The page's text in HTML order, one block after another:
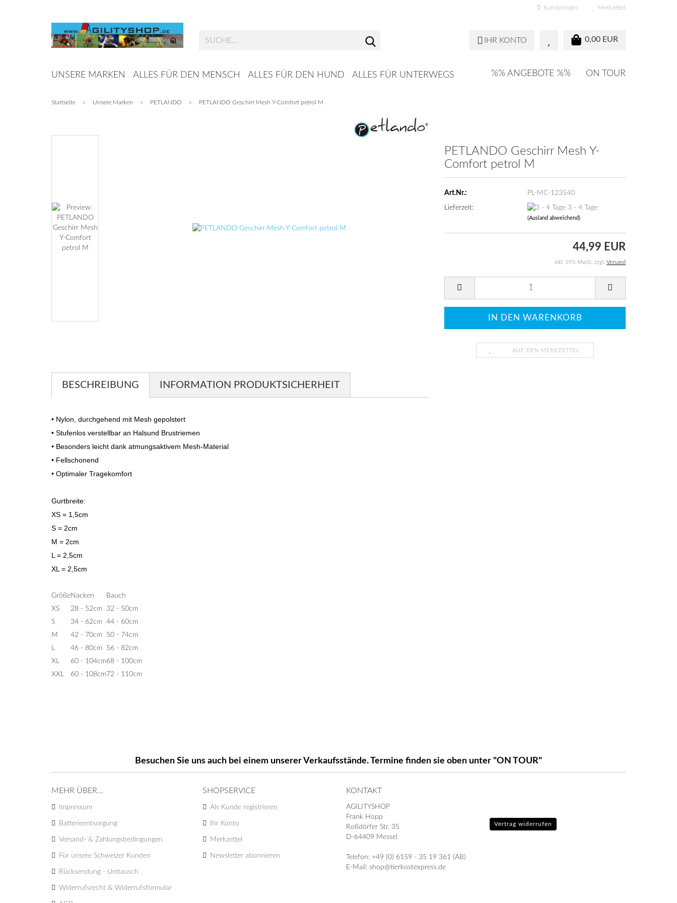
Kundenlogin Merkzettel
0,00 EUR
IHR KONTO
UNSERE MARKEN ALLES FÜR DEN MENSCH ALLES FÜR DEN HUND ALLES FÜR UNTERWEGS %% ANGEBOTE %% ON TOUR
Startseite » Unsere Marken » PETLANDO » PETLANDO Geschirr Mesh Y-Comfort petrol M
PETLANDO Geschirr Mesh Y-
Comfort petrol M
Art.Nr.: PL-MC-123540
Lieferzeit: 3 - 4 Tage
(Ausland abweichend)
44,99 EUR
inkl. 19% MwSt. zzgl. Versand
AUF DEN MERKZETTEL
BESCHREIBUNG INFORMATION PRODUKTSICHERHEIT
• Nylon, durchgehend mit Mesh gepolstert
• Stufenlos verstellbar an Halsund Brustriemen
• Besonders leicht dank atmungsaktivem Mesh-Material
• Fellschonend
• Optimaler Tragekomfort
Gurtbreite:
XS = 1,5cm
S = 2cm
M = 2cm
L = 2,5cm
XL = 2,5cm
GrößeNacken
Bauch
XS
28 - 52cm
32 - 50cm
S
34 - 62cm 44 - 60cm
M
42 - 70cm
50 - 74cm
L
46 - 80cm
56 - 82cm
XL
60 - 104cm68 - 100cm
XXL
60 - 108cm72 - 110cm
Besuchen Sie uns auch bei einem unserer Verkaufsstände. Termine finden sie oben unter "ON TOUR"
MEHR ÜBER...
Impressum
Batterieentsorgung
Versand- & Zahlungsbedingungen
Für unsere Schweizer Kunden
Rücksendung - Umtausch
Widerrufsrecht & Widerrufsformular
SHOPSERVICE
Als Kunde registrieren
Ihr Konto
Merkzettel
Newsletter abonnieren
KONTAKT
AGILITYSHOP
Frank Hopp
Roßdörfer Str. 35
D-64409 Messel
Telefon: +49 (0) 6159 - 35 19 361 (AB)
E-Mail: shop@tierkostexpress.de
Vertrag widerrufen